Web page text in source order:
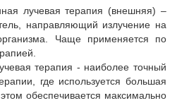
лучевая терапия (внешняя) –
направляющий излучение на
Чаще применяется по
терапия - наиболее точный
где используется большая
обеспечивается максимально